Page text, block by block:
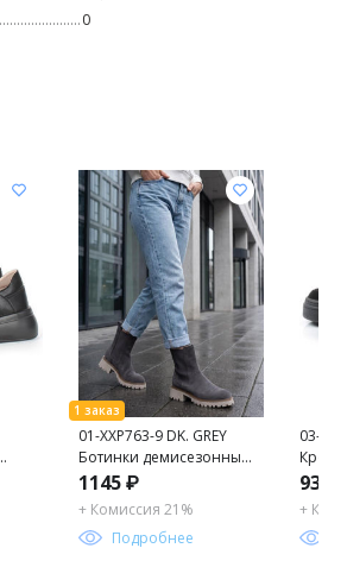
0
01-XXP763-9 DK. GREY
Ботинки демисезонные
женские (натуральная
замша, байка)
1145₽
+ Комиссия 21%
Подробнее
03-
935
+